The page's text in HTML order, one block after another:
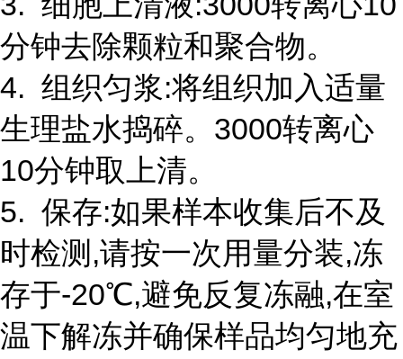
分钟去除颗粒和聚合物。
4. 组织匀浆:将组织加入适量
生理盐水捣碎。3000转离心
10分钟取上清。
5. 保存:如果样本收集后不及
时检测,请按一次用量分装,冻
存于-20℃,避免反复冻融,在室
温下解冻并确保样品均匀地充